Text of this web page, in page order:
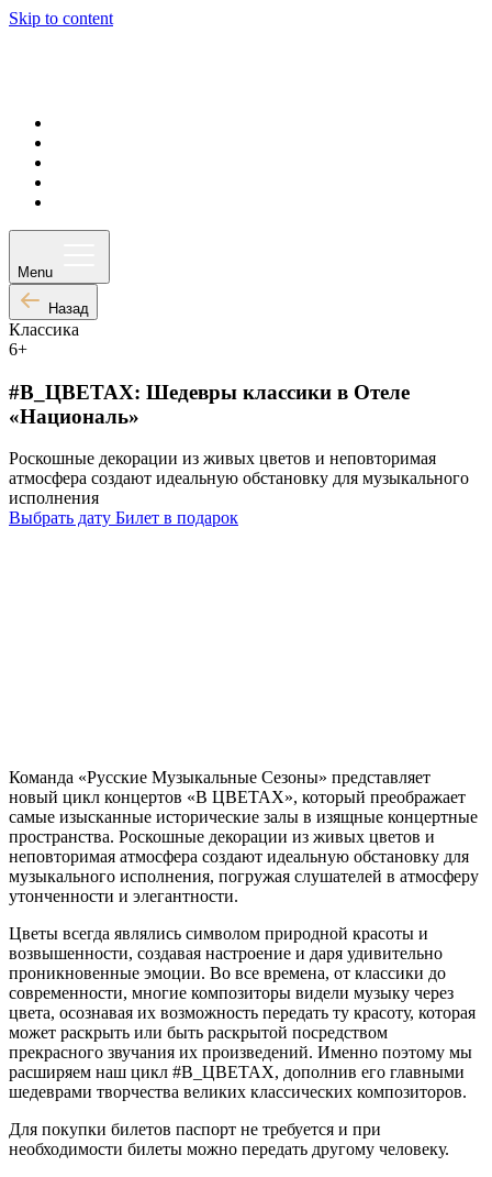
Skip to content
Menu
Назад
Классика
6+
#В_ЦВЕТАХ: Шедевры классики в Отеле
«Националь»
Роскошные декорации из живых цветов и неповторимая
атмосфера создают идеальную обстановку для музыкального
исполнения
Выбрать дату Билет в подарок
Команда «Русские Музыкальные Сезоны» представляет
новый цикл концертов «В ЦВЕТАХ», который преображает
самые изысканные исторические залы в изящные концертные
пространства. Роскошные декорации из живых цветов и
неповторимая атмосфера создают идеальную обстановку для
музыкального исполнения, погружая слушателей в атмосферу
утонченности и элегантности.
Цветы всегда являлись символом природной красоты и
возвышенности, создавая настроение и даря удивительно
проникновенные эмоции. Во все времена, от классики до
современности, многие композиторы видели музыку через
цвета, осознавая их возможность передать ту красоту, которая
может раскрыть или быть раскрытой посредством
прекрасного звучания их произведений. Именно поэтому мы
расширяем наш цикл #В_ЦВЕТАХ, дополнив его главными
шедеврами творчества великих классических композиторов.
Для покупки билетов паспорт не требуется и при
необходимости билеты можно передать другому человеку.